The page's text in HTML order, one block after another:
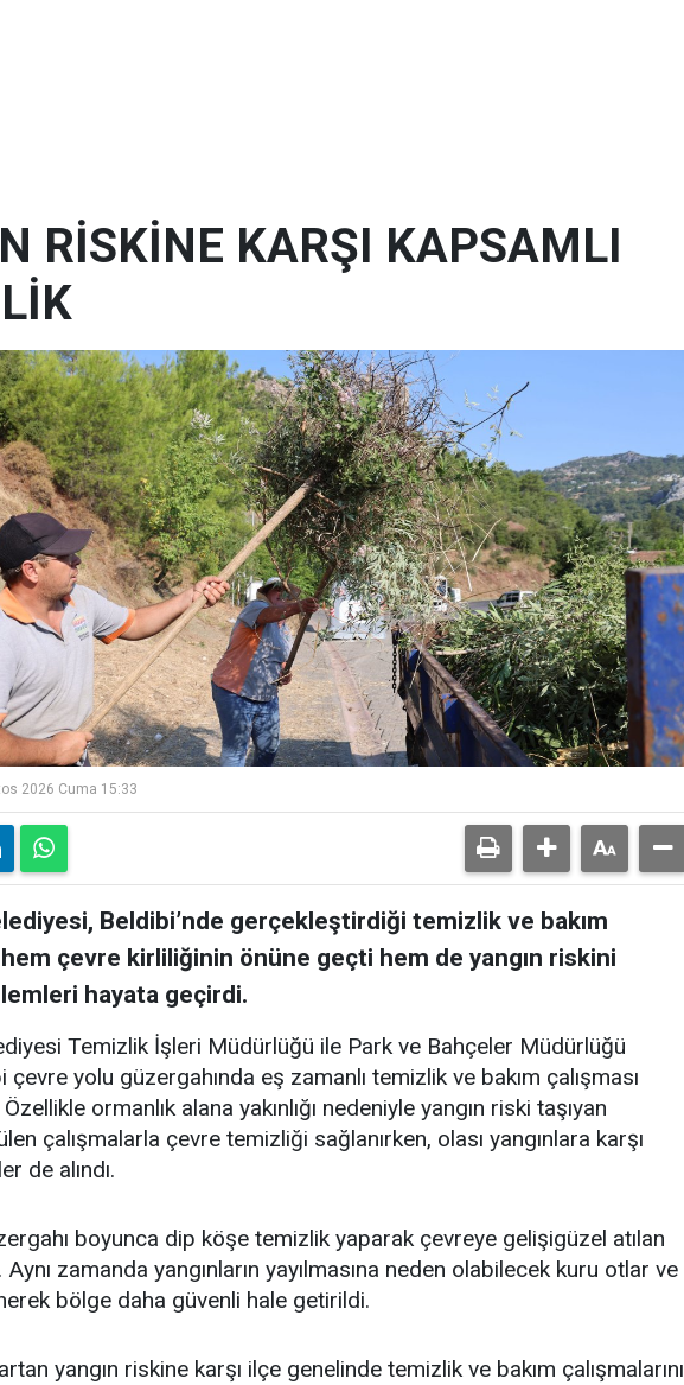
RİSKİNE KARŞI KAPSAMLI
2026 Cuma 15:33
Beldibi’nde gerçekleştirdiği temizlik ve bakım
hem çevre kirliliğinin önüne geçti hem de yangın riskini
hayata geçirdi.
Temizlik İşleri Müdürlüğü ile Park ve Bahçeler Müdürlüğü
çevre yolu güzergahında eş zamanlı temizlik ve bakım çalışması
ormanlık alana yakınlığı nedeniyle yangın riski taşıyan
çalışmalarla çevre temizliği sağlanırken, olası yangınlara karşı
de alındı.
boyunca dip köşe temizlik yaparak çevreye gelişigüzel atılan
Aynı zamanda yangınların yayılmasına neden olabilecek kuru otlar ve
bölge daha güvenli hale getirildi.
yangın riskine karşı ilçe genelinde temizlik ve bakım çalışmalarını